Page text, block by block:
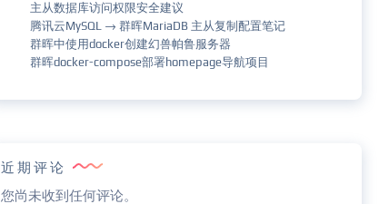
主从数据库访问权限安全建议
腾讯云MySQL → 群晖MariaDB 主从复制配置笔记
群晖中使用docker创建幻兽帕鲁服务器
群晖docker-compose部署homepage导航项目
近期评论
您尚未收到任何评论。